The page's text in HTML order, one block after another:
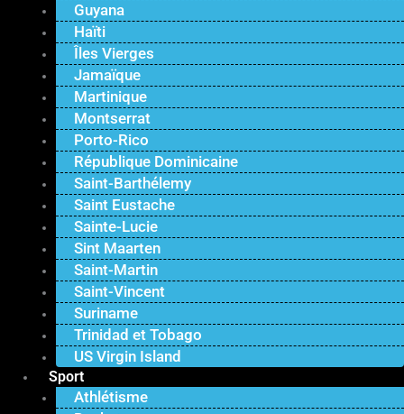
Guyana
Haïti
Îles Vierges
Jamaïque
Martinique
Montserrat
Porto-Rico
République Dominicaine
Saint-Barthélemy
Saint Eustache
Sainte-Lucie
Sint Maarten
Saint-Martin
Saint-Vincent
Suriname
Trinidad et Tobago
US Virgin Island
Sport
Athlétisme